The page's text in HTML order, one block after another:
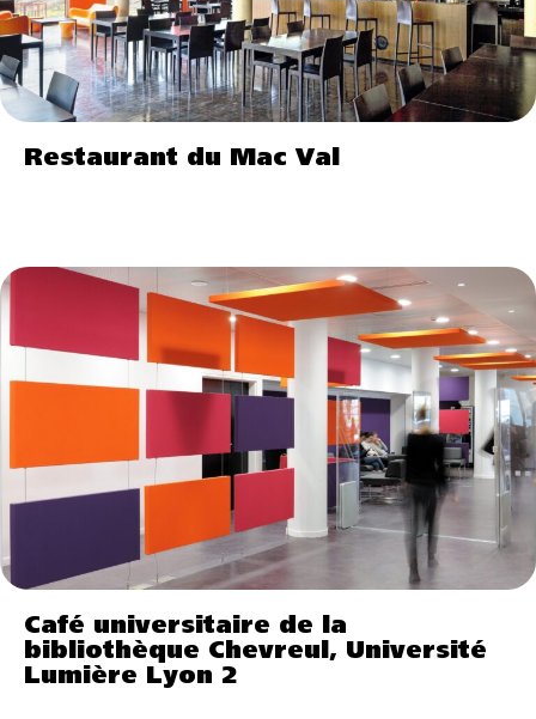
Restaurant du Mac Val
Café universitaire de la
bibliothèque Chevreul, Université
Lumière Lyon 2